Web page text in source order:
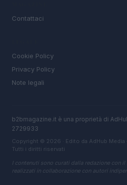
Contattaci
Cookie Policy
Privacy Policy
Note legali
b2bmagazine.it è una proprietà di
2729933
Copyright © 2026 · Edito da AdHub
Tutti i diritti riservati
I contenuti sono curati dalla redazione con
realizzati in collaborazione con autori